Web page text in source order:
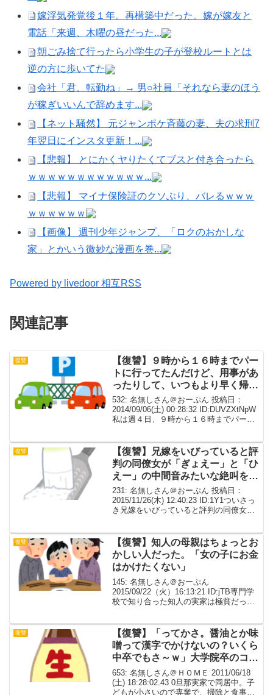
嫁浮気発覚後１年。再構築中だった。嫁が嫁友と
電話「来週、木曜の昼だった...
朝ごみ捨て行ったら小学生の子が登校ルートとは
逆の方に歩いてた
会社「君、転勤ね」→ 男○社員「それなら妻のほう
が稼ぎいいんで辞めます...
【ネット騒然】 元ジャンポケ斉藤の妻、夫の求刑7
年翌日にインスタ更新！...
【悲報】 とにかくヤりたくてブスと付き合ったら
ｗｗｗｗｗｗｗｗｗｗｗｗ...
【悲報】 マイナ保険証のクソぶり、バレるｗｗｗ
ｗｗｗｗｗｗ
【画像】 週刊少年ジャンプ、「ロクのおかしな
家」とかいう微妙な漫画を巻...
Powered by livedoor 相互RSS
関連記事
復讐
【復讐】９時から１６時までパー
トに行ってたんだけど、用事があ
ったりして、いつもより早く帰宅
すると知らない車が止まってるこ
とがあった
532: 名無しさん＠おーぷん 投稿日：
2014/09/06(土) 00:28:32 ID:DUVZXtNpW
私は週４日、９時から１６時までパート
車が止まってることがあ...
復讐
【復讐】兄嫁をいびっていると評
判の同僚女が「ぎょえー」と「ひ
えー」の中間音みたいな絶叫を上
げた【ワロタ】
231: 名無しさん＠おーぷん 投稿日：
2015/11/26(木) 12:40:23 ID:1Y1ついさっ
き兄嫁をいびっていると評判の同僚女が
る」と自慢している弁当箱を...
復讐
【復讐】知人の母親はちょっとお
かしい人だった。「女の子にお金
はかけたくない」
145: 名無しさん＠おーぷん
2015/09/22（火）16:13:21 ID:jTB専門学
校で知り合った知人の実家は極貧だっ
た。ここまでなら『苦労してるなあ…』
で済...
復讐
【復讐】「ってかさ。醤油とか味
噌って漢字でかけないの？いくら
中卒でもさ～ｗ」大学院卒のコト
メはいつもこんな感じで、中卒と
いうキーワードを使って私をバカ
653: 名無しさん＠ＨＯＭＥ 2011/06/18
(土) 18:28:02.43 0旦那実家で同居中。子
どもが小さいので専業で、掃除と食事作